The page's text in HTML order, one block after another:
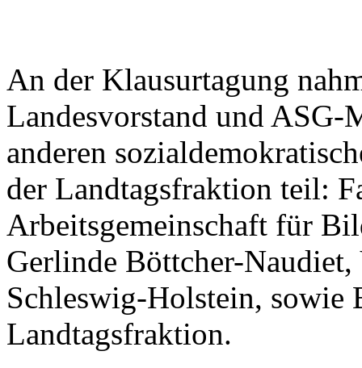
An der Klausurtagung
Landesvorstand und ASG-
anderen
der Landtagsfraktion teil:
Arbeitsgemeinschaft für
Gerlinde Böttcher-
Schleswig-Holstein, sowie
Landtagsfraktion.